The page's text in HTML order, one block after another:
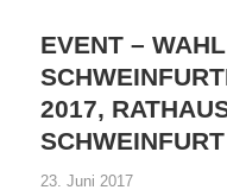
EVENT –
2017,
SCHWEINFURT
23. Juni 2017